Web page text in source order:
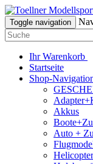
Toggle navigation
Ihr Warenkorb
Startseite
Shop-
Akkus
Auto +